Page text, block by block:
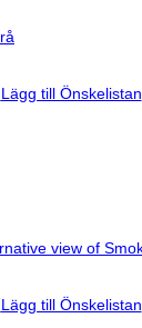
Lägg till Önskelistan
Lägg till Önskelistan